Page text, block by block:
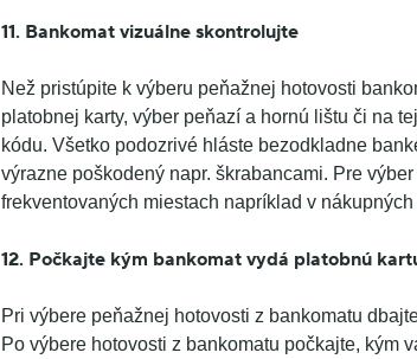
11. Bankomat vizuálne skontrolujte
Než pristúpite k výberu peňažnej hotovosti
platobnej karty, výber peňazí a hornú lištu či na
kódu. Všetko podozrivé hláste bezodkladne
výrazne poškodený napr. škrabancami. Pre
frekventovaných miestach napríklad v nákupných
12. Počkajte kým bankomat vydá platobnú
Pri výbere peňažnej hotovosti z bankomatu
Po výbere hotovosti z bankomatu počkajte, kým